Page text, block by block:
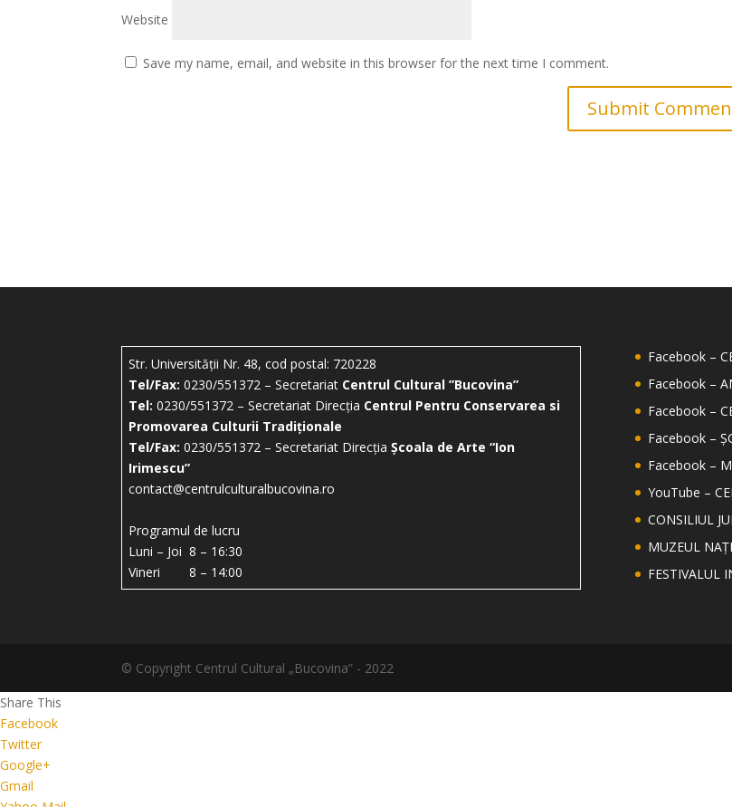
Website
Save my name, email, and website in this browser for the next time I comment.
Str. Universității Nr. 48, cod postal: 720228
Tel/Fax: 0230/551372 – Secretariat Centrul Cultural ”Bucovina”
Tel: 0230/551372 – Secretariat Direcția Centrul Pentru Conservarea si
Promovarea Culturii Tradiționale
Tel/Fax: 0230/551372 – Secretariat DirecțiaȘcoala de Arte “Ion
Irimescu”
contact@centrulculturalbucovina.ro
Programul de lucru
Luni – Joi 8 – 16:30
Vineri 8 – 14:00
Facebook –
Facebook –
Facebook –
Facebook –
Facebook –
YouTube –
CONSILIUL
MUZEUL
FESTIVALUL
© Copyright Centrul Cultural „Bucovina” - 2022
Share This
Facebook
Twitter
Google+
Gmail